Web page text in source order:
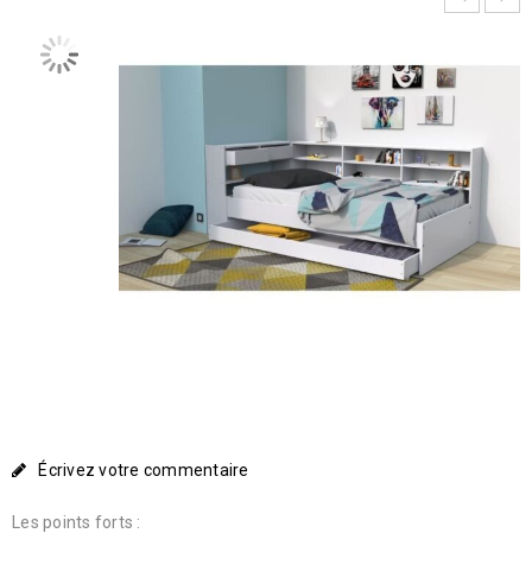
Écrivez votre commentaire
Les points forts :